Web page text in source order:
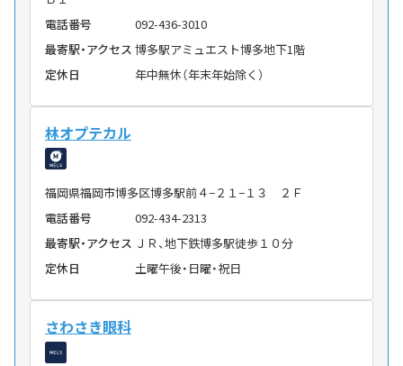
電話番号
092-436-3010
最寄駅・アクセス 博多駅アミュエスト博多地下1階
定休日
年中無休（年末年始除く）
林オプテカル
福岡県福岡市博多区博多駅前４−２１−１３ ２Ｆ
電話番号
092-434-2313
最寄駅・アクセス ＪＲ、地下鉄博多駅徒歩１０分
定休日
土曜午後・日曜・祝日
さわさき眼科